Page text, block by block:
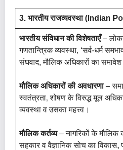
3. भारतीय राजव्यवस्था (Indian
भारतीय संविधान की विशेषताएँ–
गणतान्त्रिक व्यवस्था, ‘सर्व-धर्म
संघवाद, मौलिक अधिकारों का समावेश
मौलिक अधिकारों की अवधारणा–
स्वतंत्रता, शोषण के विरुद्ध मूल
व्यवस्था व उसका महत्त्व।
मौलिक कर्तव्य– नागरिकों के मौलिक
सहकार व वैज्ञानिक सोच का विकास,